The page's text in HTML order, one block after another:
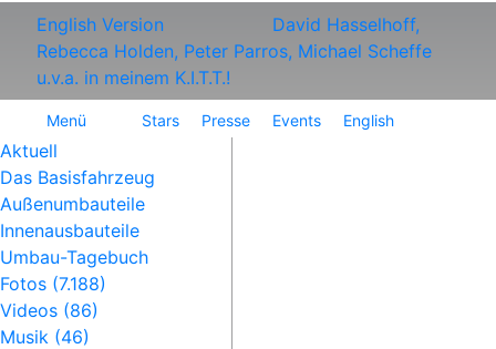
English Version
David Hasselhoff,
Rebecca Holden, Peter Parros, Michael Scheffe
u.v.a. in meinem K.I.T.T.!
Menü Stars Presse Events English
Aktuell
Das Basisfahrzeug
Außenumbauteile
Innenausbauteile
Umbau-Tagebuch
Fotos (7.188)
Videos (86)
Musik (46)